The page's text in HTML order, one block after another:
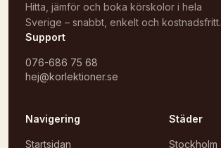
Hitta, jämför och boka körskolor i hela
Sverige – snabbt, enkelt och kostnadsfritt.
Support
076-686 75 68
hej@korlektioner.se
Navigering
Startsidan
Städer
Stockholm